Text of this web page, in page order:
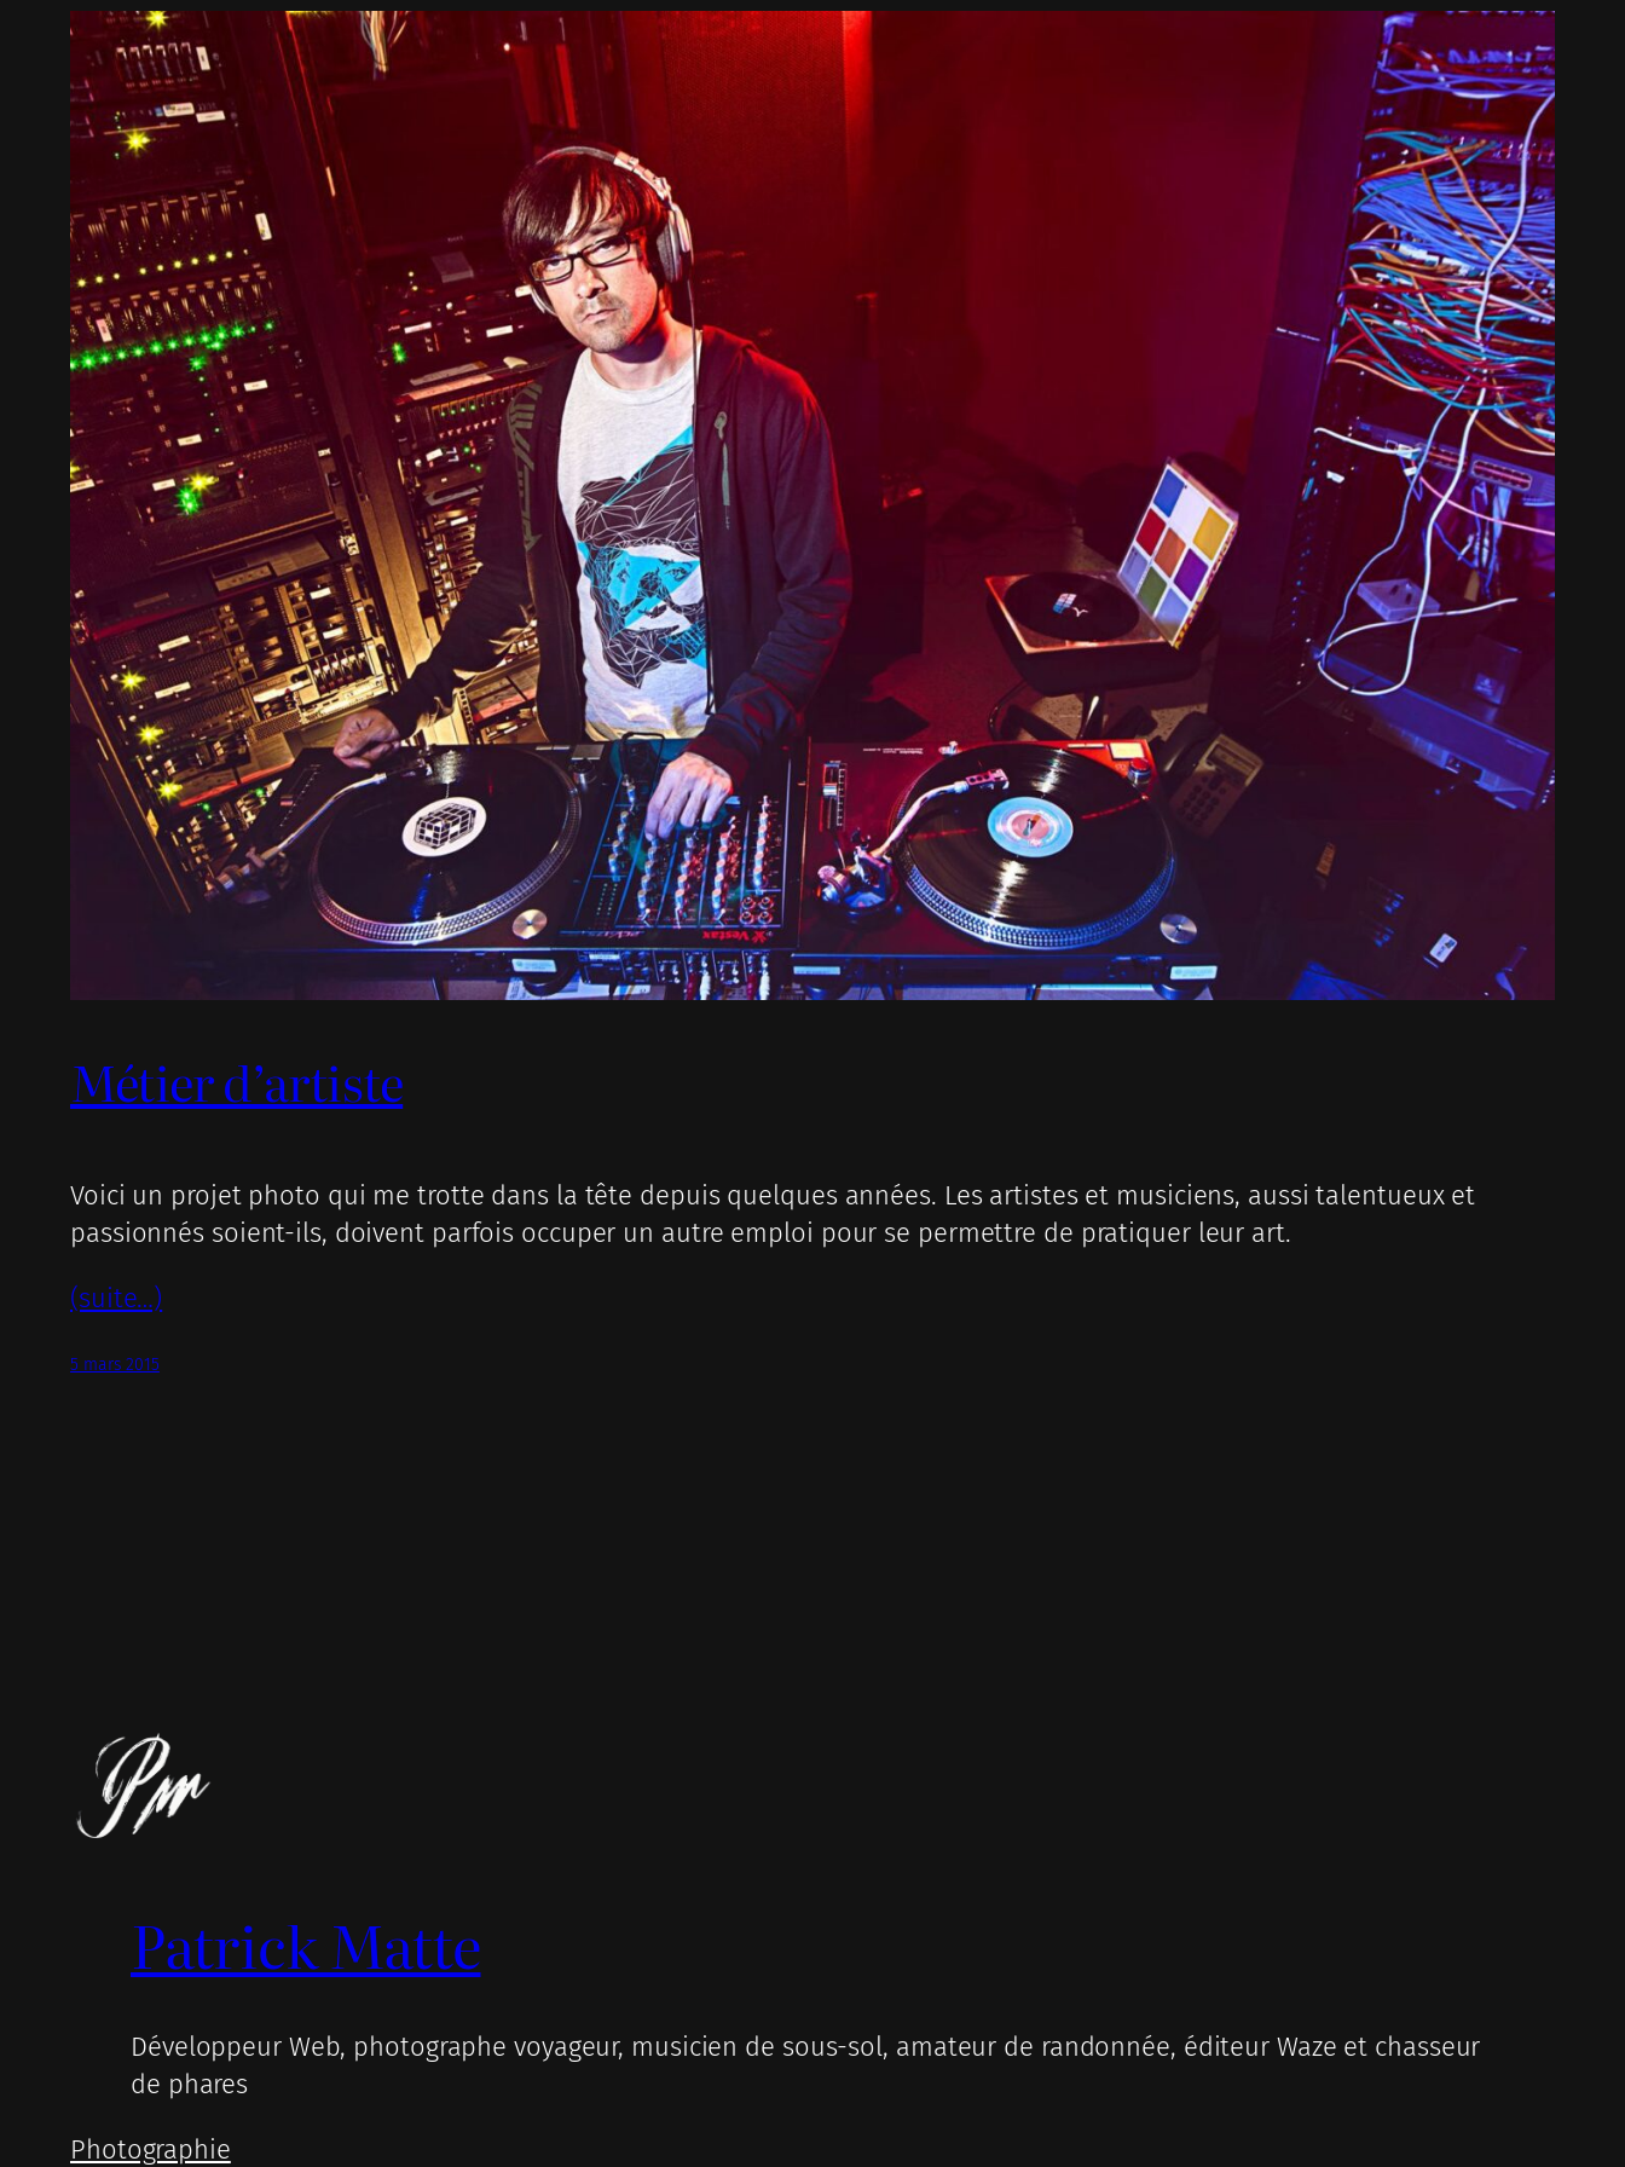
Métier d’artiste
Voici un projet photo qui me trotte dans la tête depuis quelques années. Les artistes et musiciens, aussi talentueux et
passionnés soient-ils, doivent parfois occuper un autre emploi pour se permettre de pratiquer leur art.
(suite…)
5 mars 2015
Patrick Matte
Développeur Web, photographe voyageur, musicien de sous-sol, amateur de randonnée, éditeur Waze et chasseur
de phares
Photographie